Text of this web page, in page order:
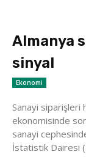
Almanya
sinyal
Ekonomi
Sanayi siparişleri
ekonomisinde
sanayi
İstatistik Dairesi